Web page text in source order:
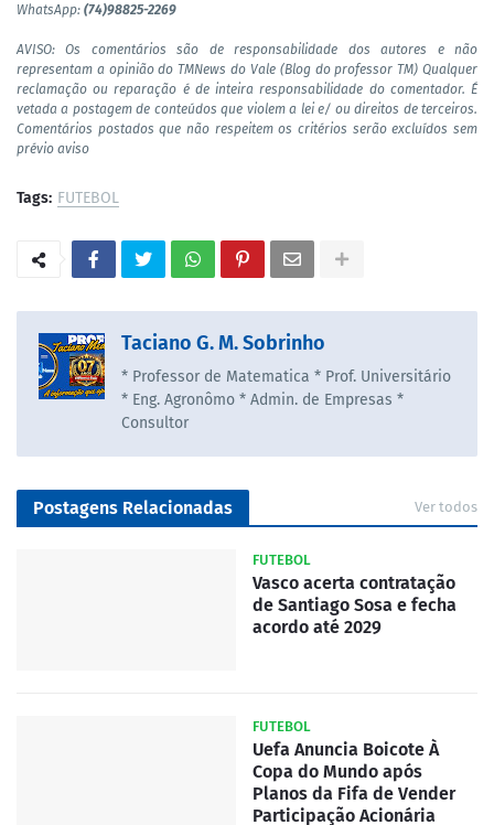
WhatsApp: (74)98825-2269
AVISO: Os comentários são de responsabilidade dos autores e não
representam a opinião do TMNews do Vale (Blog do professor TM) Qualquer
reclamação ou reparação é de inteira responsabilidade do comentador. É
vetada a postagem de conteúdos que violem a lei e/ ou direitos de terceiros.
Comentários postados que não respeitem os critérios serão excluídos sem
prévio aviso
Tags: FUTEBOL
Taciano G. M. Sobrinho
* Professor de Matematica * Prof. Universitário
* Eng. Agronômo * Admin. de Empresas *
Consultor
Postagens Relacionadas Ver todos
FUTEBOL
Vasco acerta contratação
de Santiago Sosa e fecha
acordo até 2029
FUTEBOL
Uefa Anuncia Boicote À
Copa do Mundo após
Planos da Fifa de Vender
Participação Acionária